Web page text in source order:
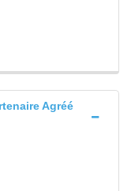
Agréé